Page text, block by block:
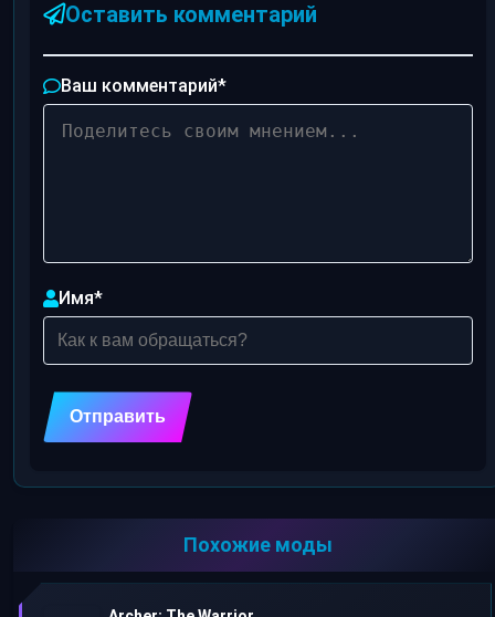
Оставить комментарий
Ваш комментарий*
Имя*
Похожие моды